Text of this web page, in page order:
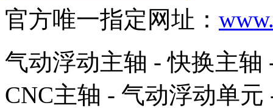
官方唯一指定网址：
气动浮动主轴 - 快换主
CNC主轴 - 气动浮动单